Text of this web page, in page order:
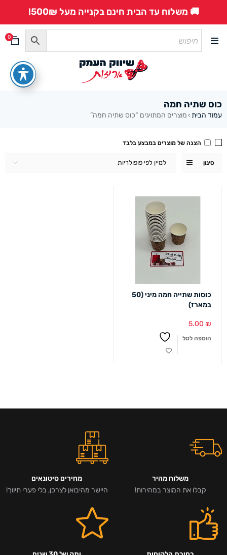
🚚 משלוח עד הבית חינם בקנייה מעל 500₪!
0
כוס שתיה חמה
עמוד הבית › מוצרים המתויגים “כוס שתיה חמה”
סינון למיין לפי פופולריות
הצגה של מוצרים במבצע בלבד
כוסות שתייה חמה מיני (50
במארז)
5.00 ₪
הוספה לסל
משלוח מהיר
קבלו את המוצר במהירות!
מחירים סיטונאים
היישר מהיבואן לצרכן, בלי פערי תיווך!